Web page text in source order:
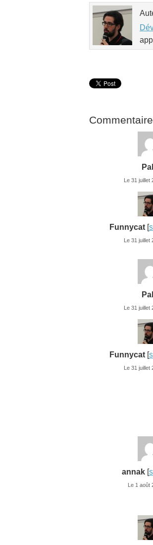
Le 31 juillet
Funnycat [
Le 31 juillet
Le 31 juillet
Funnycat [
Le 31 juillet
annak [
Le 1 août